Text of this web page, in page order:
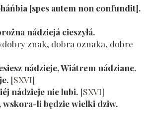
[spes autem non confundit].
nádziejá cieszyłá.
znak, dobra oznaka, dobre
nádzieje, Wiátrem nádziane,
[SXVI]
nádzieje nie lubi. [SXVI]
wskora-li będzie wielki dziw.